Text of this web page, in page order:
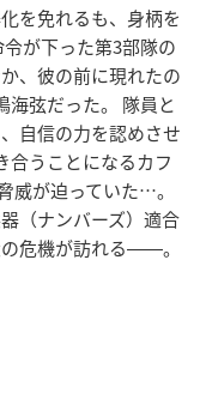
を免れるも、身柄を
が下った第3部隊の
、彼の前に現れたの
海弦だった。 隊員と
自信の力を認めさせ
合うことになるカフ
威が迫っていた…。
（ナンバーズ）適合
危機が訪れる――。